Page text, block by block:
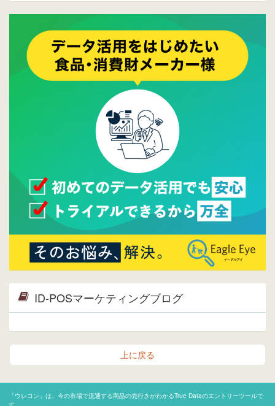
ご覧ください。
2015/10/19
ウレコンのサイト機能を大幅バージョンアッ
プ。詳細はこちら。⇒告知ページへ
2015/09/28
ウレコンが機能拡充し、サイトリニューアル
しました。⇒
ウレコンFacebook
Facebookページを開設しました。詳細は
ら。
ウレコンサイトリリースしました。
ID-POSマーケティングブログ
上に戻る
「ウレコン」は、今の市場で流通する商品の売行きがわかるTrue Dataのエントリーツールで